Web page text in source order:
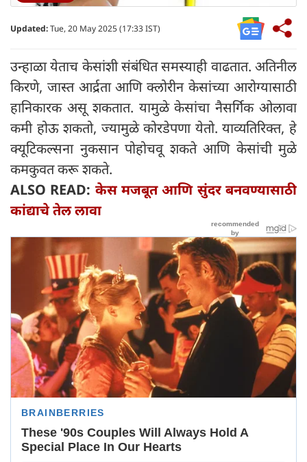
Updated:Tue, 20 May 2025 (17:33 IST)
उन्हाळा येताच केसांशी संबंधित समस्याही वाढतात. अतिनील
किरणे, जास्त आर्द्रता आणि क्लोरीन केसांच्या आरोग्यासाठी
हानिकारक असू शकतात. यामुळे केसांचा नैसर्गिक ओलावा
कमी होऊ शकतो, ज्यामुळे कोरडेपणा येतो. याव्यतिरिक्त, हे
क्यूटिकल्सना नुकसान पोहोचवू शकते आणि केसांची मुळे
कमकुवत करू शकते.
ALSO READ: केस मजबूत आणि सुंदर बनवण्यासाठी
कांद्याचे तेल लावा